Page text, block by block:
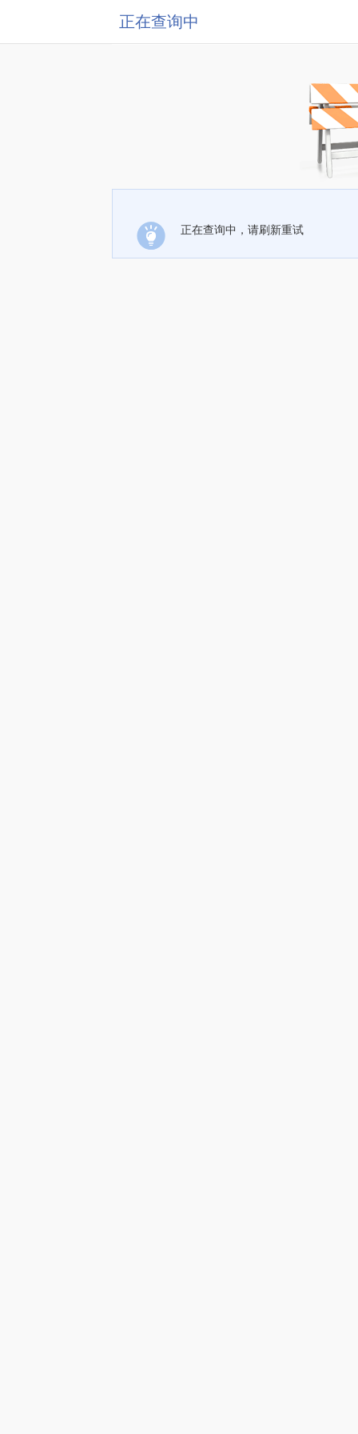
正在查询中
正在查询中，请刷新重试